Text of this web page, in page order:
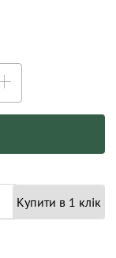
Купити в 1 клік